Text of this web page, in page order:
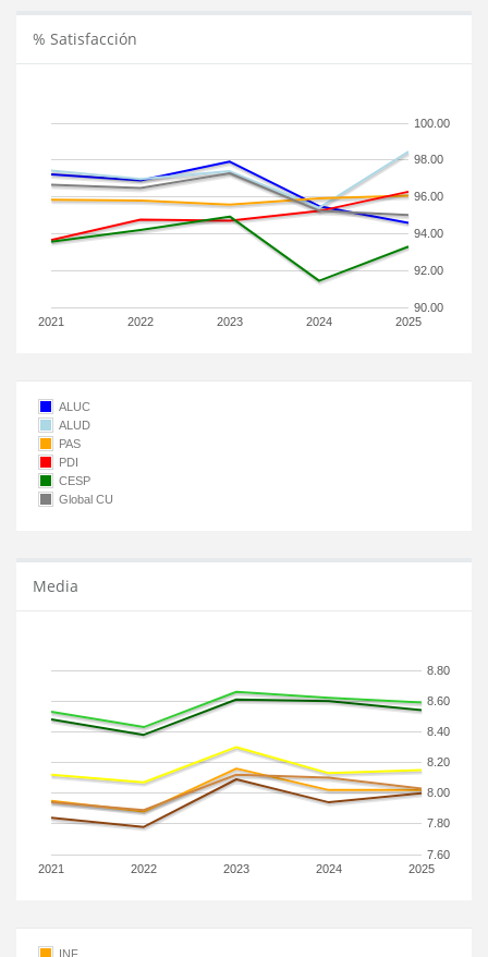
% Satisfacción
2021 2022 2023 2024 2025
90.00
92.00
94.00
96.00
98.00
100.00
ALUC
ALUD
PAS
PDI
CESP
Global CU
Media
2021 2022 2023 2024 2025
7.60
7.80
8.00
8.20
8.40
8.60
8.80
INF